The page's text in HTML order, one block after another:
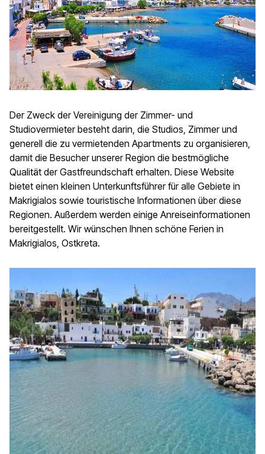
Der Zweck der Vereinigung der Zimmer- und
Studiovermieter besteht darin, die Studios, Zimmer und
generell die zu vermietenden Apartments zu organisieren,
damit die Besucher unserer Region die bestmögliche
Qualität der Gastfreundschaft erhalten. Diese Website
bietet einen kleinen Unterkunftsführer für alle Gebiete in
Makrigialos sowie touristische Informationen über diese
Regionen. Außerdem werden einige Anreiseinformationen
bereitgestellt. Wir wünschen Ihnen schöne Ferien in
Makrigialos, Ostkreta.